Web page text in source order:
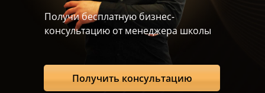
Получи бесплатную бизнес-
консультацию от менеджера школы
Получить консультацию